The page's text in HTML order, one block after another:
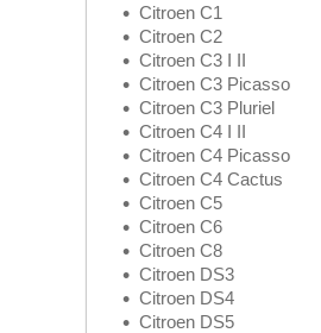
Citroen C1
Citroen C2
Citroen C3 I II
Citroen C3 Picasso
Citroen C3 Pluriel
Citroen C4 I II
Citroen C4 Picasso
Citroen C4 Cactus
Citroen C5
Citroen C6
Citroen C8
Citroen DS3
Citroen DS4
Citroen DS5